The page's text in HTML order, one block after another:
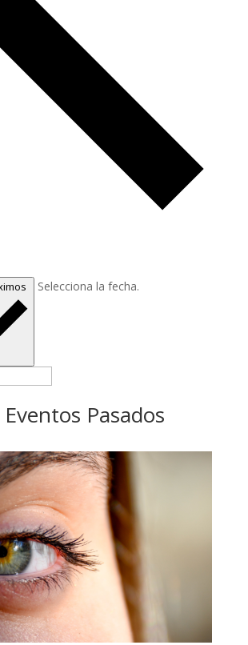
Selecciona la fecha.
Pasados